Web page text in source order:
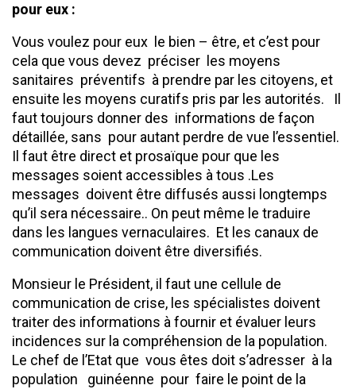
pour eux :
Vous voulez pour eux le bien – être, et c’est pour
cela que vous devez préciser les moyens
sanitaires préventifs à prendre par les citoyens, et
ensuite les moyens curatifs pris par les autorités. Il
faut toujours donner des informations de façon
détaillée, sans pour autant perdre de vue l’essentiel.
Il faut être direct et prosaïque pour que les
messages soient accessibles à tous .Les
messages doivent être diffusés aussi longtemps
qu’il sera nécessaire.. On peut même le traduire
dans les langues vernaculaires. Et les canaux de
communication doivent être diversifiés.
Monsieur le Président, il faut une cellule de
communication de crise, les spécialistes doivent
traiter des informations à fournir et évaluer leurs
incidences sur la compréhension de la population.
Le chef de l’Etat que vous êtes doit s’adresser à la
population guinéenne pour faire le point de la